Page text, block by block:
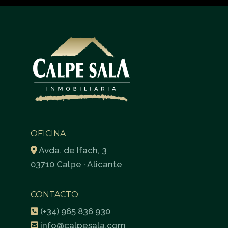
OFICINA
Avda. de Ifach, 3
03710 Calpe · Alicante
CONTACTO
(+34) 965 836 930
info@calpesala.com